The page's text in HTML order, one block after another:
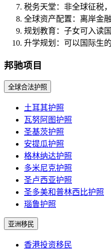
税务天堂：非全球征税
全球资产配置：离岸金
规划教育：子女可入读
升学规划：可以国际生
邦驰项目
全球合法护照
土耳其护照
瓦努阿图护照
圣基茨护照
安提瓜护照
格林纳达护照
多米尼克护照
圣卢西亚护照
圣多美和普林西比护照
瑙鲁护照
亚洲移民
香港投资移民